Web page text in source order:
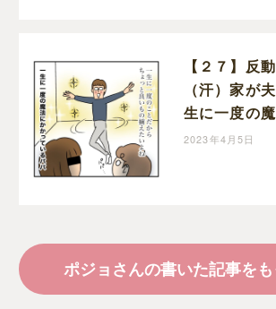
【２７】反
（汗）家が
生に一度の
愕・・半額一
2023年4月5日
ポジョさんの書いた記事を